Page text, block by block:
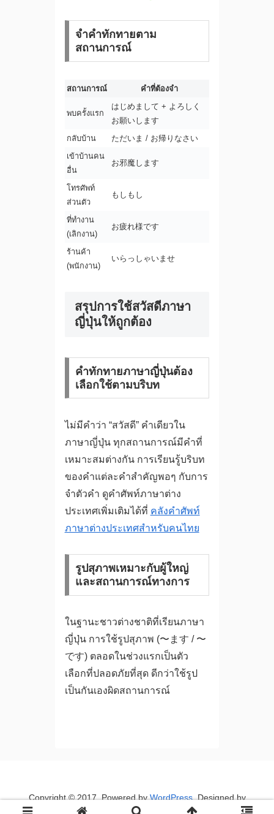
จำคำทักทายตาม
สถานการณ์
สถานการณ์ คำที่ต้องจำ
พบครั้งแรก
はじめまして + よろしく
お願いします
กลับบ้าน
ただいま / お帰りなさい
เข้าบ้านคน
อื่น
お邪魔します
โทรศัพท์
ส่วนตัว
もしもし
ที่ทำงาน
(เลิกงาน)
お疲れ様です
ร้านค้า
(พนักงาน)
いらっしゃいませ
สรุปการใช้สวัสดีภาษา
ญี่ปุ่นให้ถูกต้อง
คำทักทายภาษาญี่ปุ่นต้อง
เลือกใช้ตามบริบท
ไม่มีคำว่า “สวัสดี” คำเดียวใน
ภาษาญี่ปุ่น ทุกสถานการณ์มีคำที่
เหมาะสมต่างกัน การเรียนรู้บริบท
ของคำแต่ละคำสำคัญพอๆ กับการ
จำตัวคำ ดูคำศัพท์ภาษาต่าง
ประเทศเพิ่มเติมได้ที่ คลังคำศัพท์
ภาษาต่างประเทศสำหรับคนไทย
รูปสุภาพเหมาะกับผู้ใหญ่
และสถานการณ์ทางการ
ในฐานะชาวต่างชาติที่เรียนภาษา
ญี่ปุ่น การใช้รูปสุภาพ (〜ます / 〜
です) ตลอดในช่วงแรกเป็นตัว
เลือกที่ปลอดภัยที่สุด ดีกว่าใช้รูป
เป็นกันเองผิดสถานการณ์
Copyright © 2017. Powered by WordPress. Designed by